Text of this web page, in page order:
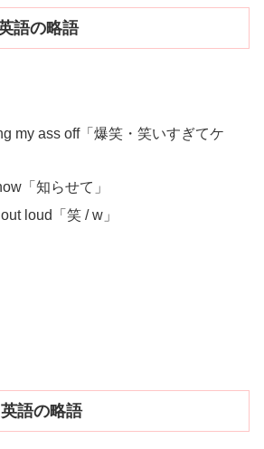
語の略語
my ass off「爆笑・笑いすぎてケ
「知らせて」
loud「笑 / w」
語の略語